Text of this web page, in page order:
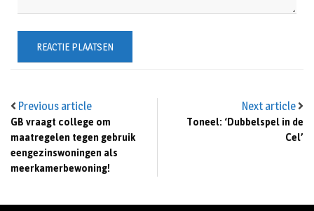
Previous article
GB vraagt college om
maatregelen tegen gebruik
eengezinswoningen als
meerkamerbewoning!
Next article
Toneel: ‘Dubbelspel in de
Cel’